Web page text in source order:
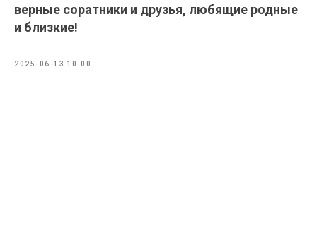
верные соратники и друзья, любящие родные
и близкие!
2025-06-13 10:00